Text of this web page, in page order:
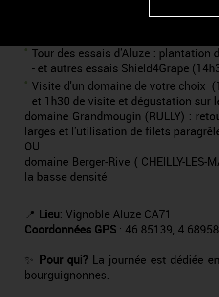
Conférence sur la simulation des
résistantes par Lukasz P.
Tour des essais d'Aluze : plantation
- et autres essais Shield4Grape
Visite d'un domaine de votre choix
et 1h30 de visite et dégustation sur
domaine Grandmougin (RULLY) :
larges et l'utilisation de filets
OU
domaine Berger-Rive ( CHEILLY-LES-
la basse densité
📍 Lieu: Vignoble Aluze CA71
Coordonnées GPS : 46.85139, 4.68958
✨ Pour qui? La journée est dédiée
bourguignonnes.